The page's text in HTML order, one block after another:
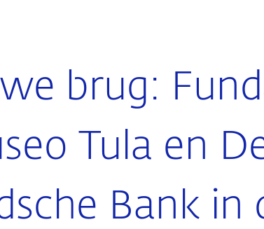
brug:
Tula en
Bank in